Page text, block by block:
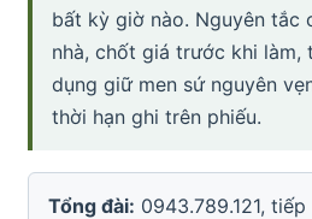
bất kỳ giờ nào. Nguyên tắc
nhà, chốt giá trước khi làm,
dụng giữ men sứ nguyên
thời hạn ghi trên phiếu.
Tổng đài: 0943.789.121,